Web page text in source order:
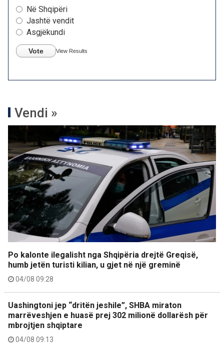
Në Shqipëri
Jashtë vendit
Asgjëkundi
Vote View Results
Vendi »
Po kalonte ilegalisht nga Shqipëria drejtë Greqisë,
humb jetën turisti kilian, u gjet në një greminë
04/08 09:28
Uashingtoni jep “dritën jeshile”, SHBA miraton
marrëveshjen e huasë prej 302 milionë dollarësh për
mbrojtjen shqiptare
04/08 09:13